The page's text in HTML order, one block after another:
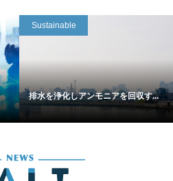
Sustainable
排水を浄化しアンモニアを回収す...